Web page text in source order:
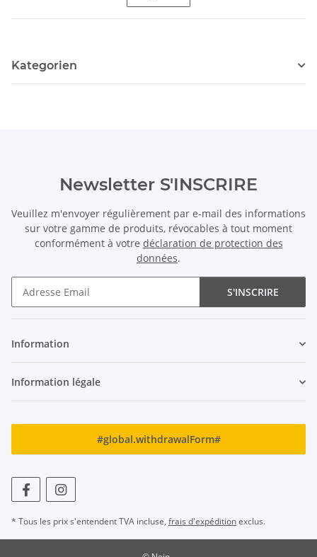
Kategorien
Newsletter S'INSCRIRE
Veuillez m'envoyer régulièrement par e-mail des informations
sur votre gamme de produits, révocables à tout moment
conformément à votre déclaration de protection des
données.
S'INSCRIRE
Information
Information légale
#global.withdrawalForm#
* Tous les prix s'entendent TVA incluse, frais d'expéditionexclus.